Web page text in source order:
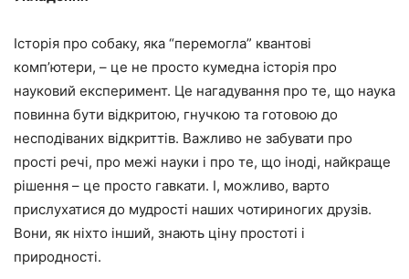
Історія про собаку, яка “перемогла” квантові
комп’ютери, – це не просто кумедна історія про
науковий експеримент. Це нагадування про те, що наука
повинна бути відкритою, гнучкою та готовою до
несподіваних відкриттів. Важливо не забувати про
прості речі, про межі науки і про те, що іноді, найкраще
рішення – це просто гавкати. І, можливо, варто
прислухатися до мудрості наших чотириногих друзів.
Вони, як ніхто інший, знають ціну простоті і
природності.